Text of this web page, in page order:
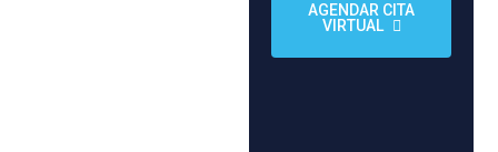
AGENDAR CITA
VIRTUAL